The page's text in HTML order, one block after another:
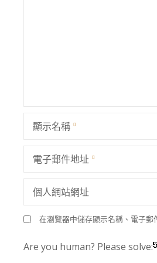
顯示名稱
電子郵件地址
個人網站網址
在瀏覽器中儲存顯示名稱、電子郵
Are you human? Please solve: